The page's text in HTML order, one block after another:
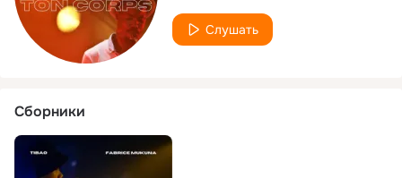
Слушать
Сборники